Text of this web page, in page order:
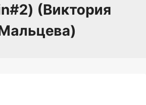
(Виктория